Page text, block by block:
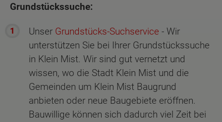
Grundstückssuche:
Unser Grundstücks-Suchservice - Wir
unterstützen Sie bei Ihrer Grundstückssuche
in Klein Mist. Wir sind gut vernetzt und
wissen, wo die Stadt Klein Mist und die
Gemeinden um Klein Mist Baugrund
anbieten oder neue Baugebiete eröffnen.
Bauwillige können sich dadurch viel Zeit bei